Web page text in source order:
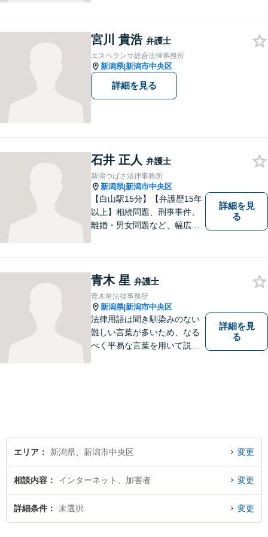
ず、わかりやすくご説明しま
す。お気軽にご相談ください
【子連れ相談可】
宮川 貴浩 弁護士
エスペランサ総合法律事務所
新潟県|新潟市中央区
詳細を見る
石井 正人 弁護士
新潟つばさ法律事務所
新潟県|新潟市中央区
【白山駅15分】【弁護歴15年
以上】相続問題、刑事事件、
離婚・男女問題など、幅広い
を目指します。まずはお気軽
にご相談を！【著書多数！】
詳細を見
る
青木 星 弁護士
青木星法律事務所
新潟県|新潟市中央区
法律用語は聞き馴染みのない
難しい言葉が多いため、なる
べく平易な言葉を用いて説明
詳細を見
る
エリア 新潟県、新潟市中央区 変更
相談内容 インターネット、加害者 変更
詳細条件 未選択 変更